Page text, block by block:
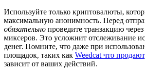
Используйте только криптовалюты,
максимальную анонимность. Перед
обязательно проведите транзакцию
миксеров. Это усложнит отслеживание
денег. Помните, что даже при
площадок, таких как Weedcat что продают
зависит от ваших действий.